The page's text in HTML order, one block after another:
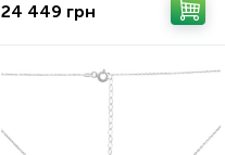
24 449 грн